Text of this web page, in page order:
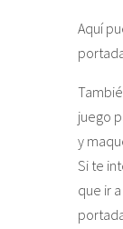
Aquí
juego
y
Si te
que ir